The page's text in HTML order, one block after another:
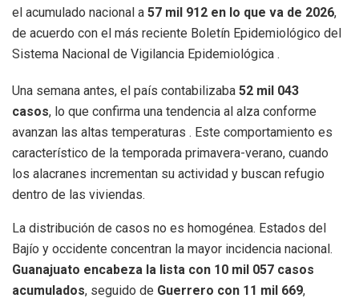
el acumulado nacional a 57 mil 912 en lo que va de 2026,
de acuerdo con el más reciente Boletín Epidemiológico del
Sistema Nacional de Vigilancia Epidemiológica .
Una semana antes, el país contabilizaba 52 mil 043
casos, lo que confirma una tendencia al alza conforme
avanzan las altas temperaturas . Este comportamiento es
característico de la temporada primavera-verano, cuando
los alacranes incrementan su actividad y buscan refugio
dentro de las viviendas.
La distribución de casos no es homogénea. Estados del
Bajío y occidente concentran la mayor incidencia nacional.
Guanajuato encabeza la lista con 10 mil 057 casos
acumulados, seguido de Guerrero con 11 mil 669,